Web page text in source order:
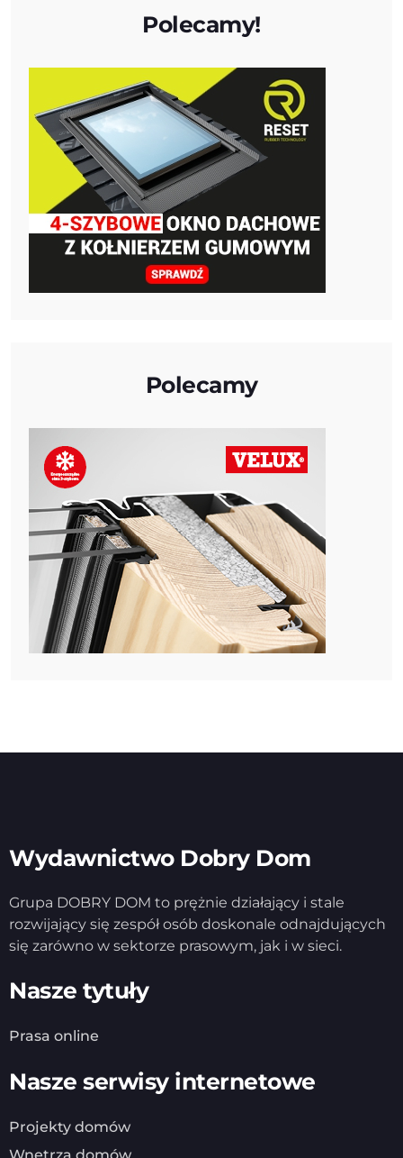
Polecamy!
Polecamy
Wydawnictwo Dobry Dom
Grupa DOBRY DOM to prężnie działający i stale
rozwijający się zespół osób doskonale odnajdujących
się zarówno w sektorze prasowym, jak i w sieci.
Nasze tytuły
Prasa online
Nasze serwisy internetowe
Projekty domów